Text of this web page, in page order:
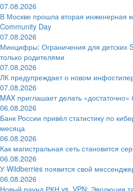
07.08.2026
В Москве прошла вторая инженерная
Community Day
07.08.2026
Минцифры: Ограничения для детских
только родителями
07.08.2026
ЛК предупреждает о новом
07.08.2026
MAX приглашает делать
06.08.2026
Банк России привёл статистику по
месяца
06.08.2026
Как магистральная сеть становится
06.08.2026
У Wildberries появится свой
06.08.2026
Новый раунд РКН vs. VPN: Эволюция